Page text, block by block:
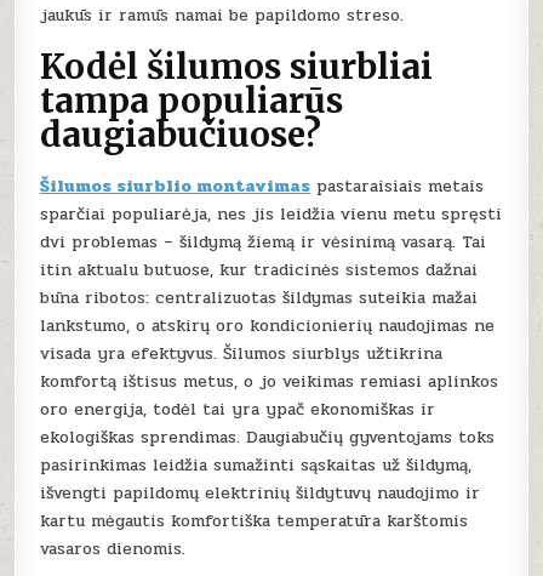
jaukūs ir ramūs namai be papildomo streso.
Kodėl šilumos siurbliai
tampa populiarūs
daugiabučiuose?
Šilumos siurblio montavimas pastaraisiais metais
sparčiai populiarėja, nes jis leidžia vienu metu spręsti
dvi problemas – šildymą žiemą ir vėsinimą vasarą. Tai
itin aktualu butuose, kur tradicinės sistemos dažnai
būna ribotos: centralizuotas šildymas suteikia mažai
lankstumo, o atskirų oro kondicionierių naudojimas ne
visada yra efektyvus. Šilumos siurblys užtikrina
komfortą ištisus metus, o jo veikimas remiasi aplinkos
oro energija, todėl tai yra ypač ekonomiškas ir
ekologiškas sprendimas. Daugiabučių gyventojams toks
pasirinkimas leidžia sumažinti sąskaitas už šildymą,
išvengti papildomų elektrinių šildytuvų naudojimo ir
kartu mėgautis komfortiška temperatūra karštomis
vasaros dienomis.